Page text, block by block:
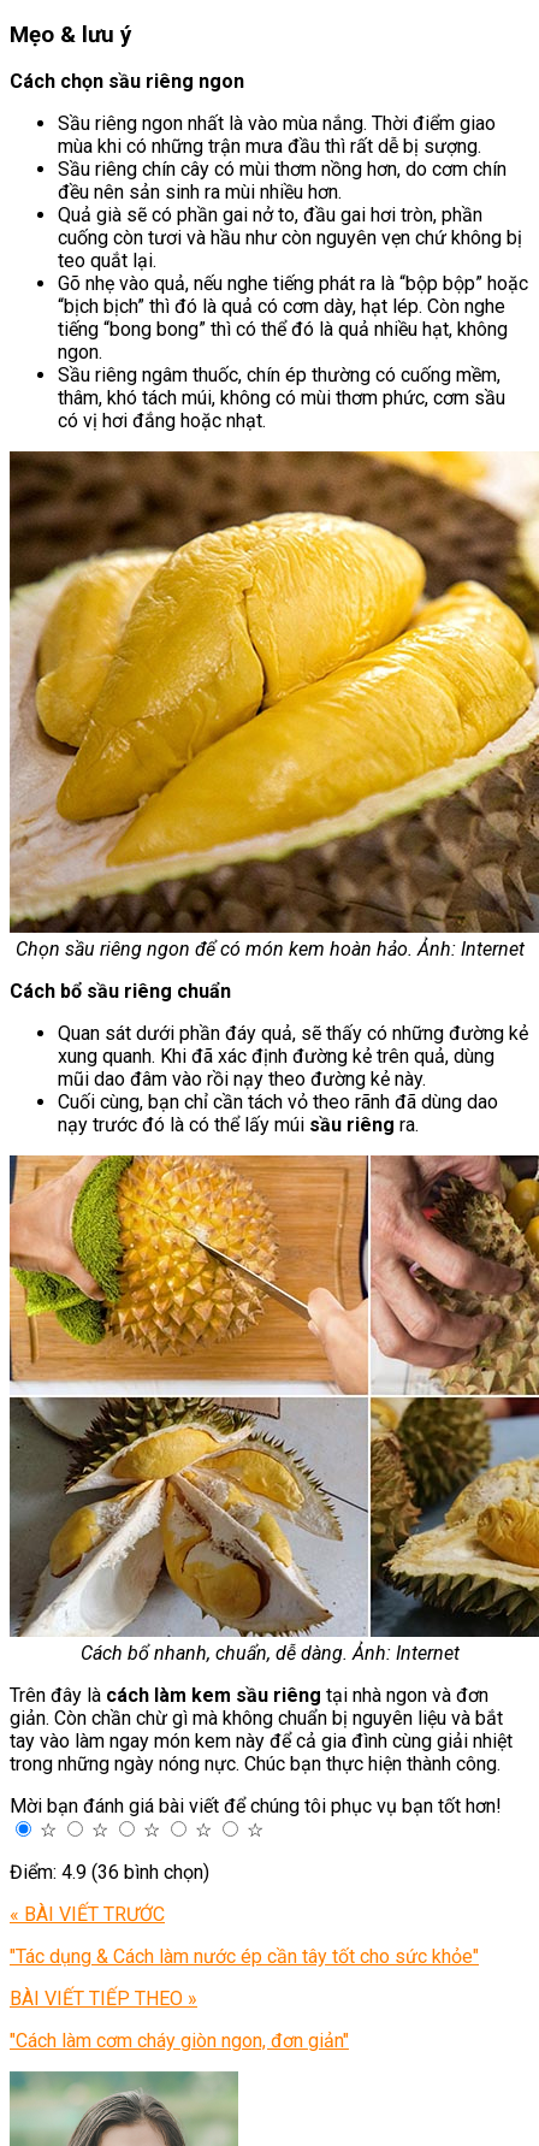
Mẹo & lưu ý
Cách chọn sầu riêng ngon
Sầu riêng ngon nhất là vào mùa nắng. Thời điểm giao
mùa khi có những trận mưa đầu thì rất dễ bị sượng.
Sầu riêng chín cây có mùi thơm nồng hơn, do cơm chín
đều nên sản sinh ra mùi nhiều hơn.
Quả già sẽ có phần gai nở to, đầu gai hơi tròn, phần
cuống còn tươi và hầu như còn nguyên vẹn chứ không bị
teo quắt lại.
Gõ nhẹ vào quả, nếu nghe tiếng phát ra là “bộp bộp” hoặc
“bịch bịch” thì đó là quả có cơm dày, hạt lép. Còn nghe
tiếng “bong bong” thì có thể đó là quả nhiều hạt, không
ngon.
Sầu riêng ngâm thuốc, chín ép thường có cuống mềm,
thâm, khó tách múi, không có mùi thơm phức, cơm sầu
có vị hơi đắng hoặc nhạt.
Chọn sầu riêng ngon để có món kem hoàn hảo. Ảnh: Internet
Cách bổ sầu riêng chuẩn
Quan sát dưới phần đáy quả, sẽ thấy có những đường kẻ
xung quanh. Khi đã xác định đường kẻ trên quả, dùng
mũi dao đâm vào rồi nạy theo đường kẻ này.
Cuối cùng, bạn chỉ cần tách vỏ theo rãnh đã dùng dao
nạy trước đó là có thể lấy múi sầu riêng ra.
Cách bổ nhanh, chuẩn, dễ dàng. Ảnh: Internet
Trên đây là cách làm kem sầu riêng tại nhà ngon và đơn
giản. Còn chần chừ gì mà không chuẩn bị nguyên liệu và bắt
tay vào làm ngay món kem này để cả gia đình cùng giải nhiệt
trong những ngày nóng nực. Chúc bạn thực hiện thành công.
Mời bạn đánh giá bài viết để chúng tôi phục vụ bạn tốt hơn!
☆
☆ ☆ ☆
☆
Điểm: 4.9 (36 bình chọn)
« BÀI VIẾT TRƯỚC
"Tác dụng & Cách làm nước ép cần tây tốt cho sức khỏe"
BÀI VIẾT TIẾP THEO »
"Cách làm cơm cháy giòn ngon, đơn giản"